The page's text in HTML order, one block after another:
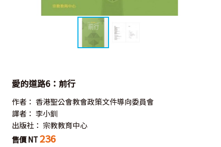
愛的道路6：前行
作者： 香港聖公會教會政策文件導向委員會
譯者： 李小釧
出版社： 宗教教育中心
售價 NT 236